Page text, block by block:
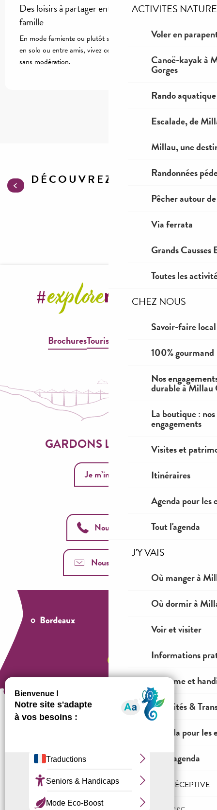
L'AGENCE RÉCEPTIVE
ACTIVITES NATURE
Voler en
Canoë-kayak à
Gorges
Rando
Escalade, de
Millau, une
Randonnées
Pêcher autour
Via ferrata
Grands Causses
Toutes les
CHEZ NOUS
Savoir-faire local
100% gourmand
Nos
durable à Millau
La boutique :
engagements
Visites et
Itinéraires
Agenda pour les
Tout l'agenda
J'Y VAIS
Où manger à
Où dormir à
Voir et visiter
Informations
Tourisme et
Mobilités &
Agenda pour
Tout l'agenda
Des loisirs à partager entre adultes, ados et en
famille
En mode farniente ou plutôt sportif, en famille, en couple,
en solo ou entre amis, vivez ces activités et partagez-les
sans modération.
DÉCOUVREZ AUSSI
Gorges du Tarn et de la Jonte
BrochuresTourisme & Handicap
GARDONS LE CONTACT
Je m’inscris
Nous appeler
Nous contacter
Mentions légalesConditions générales de ventes
Espace OT